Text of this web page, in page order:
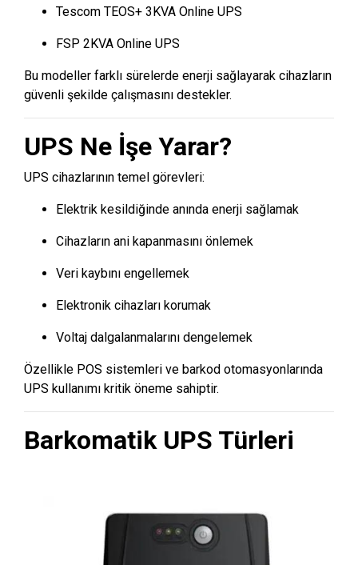
Tescom TEOS+ 3KVA Online UPS
FSP 2KVA Online UPS
Bu modeller farklı sürelerde enerji sağlayarak cihazların
güvenli şekilde çalışmasını destekler.
UPS Ne İşe Yarar?
UPS cihazlarının temel görevleri:
Elektrik kesildiğinde anında enerji sağlamak
Cihazların ani kapanmasını önlemek
Veri kaybını engellemek
Elektronik cihazları korumak
Voltaj dalgalanmalarını dengelemek
Özellikle POS sistemleri ve barkod otomasyonlarında
UPS kullanımı kritik öneme sahiptir.
Barkomatik UPS Türleri